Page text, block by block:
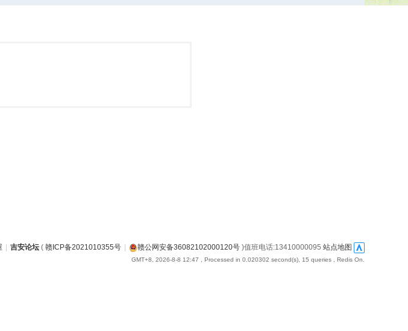
| 吉安论坛 ( 赣ICP备2021010355号 | 赣公网安备36082102000120号 )值班电话:13410000095 站点地图
GMT+8, 2026-8-8 12:47 , Processed in 0.020302 second(s), 15 queries , Redis On.